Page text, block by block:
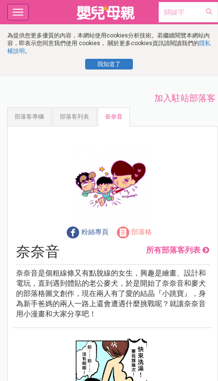
為提供您更多優質的內容，本網站使用cookies分析技術。若繼續閱覽本網站內
容，即表示您同意我們使用 cookies， 關於更多cookies資訊請閱讀我們的隱私
權說明 。
我知道了
Toggle
navigation
加入駐站部落客
部落客專欄 部落客列表 奈奈音
粉絲專頁 部落格
奈奈音 所有部落客列表
奈奈音是個粗線條又有點脫線的女生，興趣是繪畫、設計和
電玩，直到遇到體貼的老公麥犬，於是開始了奈奈音和麥犬
的部落格圖文創作，現在兩人有了愛的結晶『小跳寶』，身
為新手爸媽的兩人一路上還會遭遇什麼挑戰呢？就讓奈奈音
用小漫畫和大家分享吧！